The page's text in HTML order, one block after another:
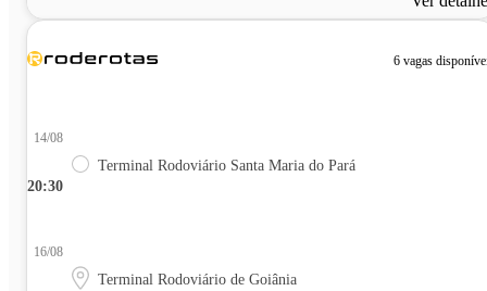
6 vagas
20:30
14/08
Terminal Rodoviário Santa Maria do Pará
16/08
Terminal Rodoviário de Goiânia